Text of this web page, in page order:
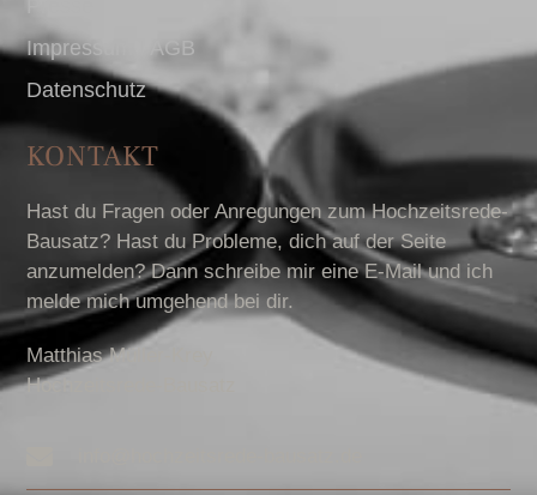
Impressum I AGB
Datenschutz
KONTAKT
Hast du Fragen oder Anregungen zum Hochzeitsrede-
Bausatz? Hast du Probleme, dich auf der Seite
anzumelden? Dann schreibe mir eine E-Mail und ich
melde mich umgehend bei dir.
Matthias Müller-Krey
Hochzeitsrede-Bausatz